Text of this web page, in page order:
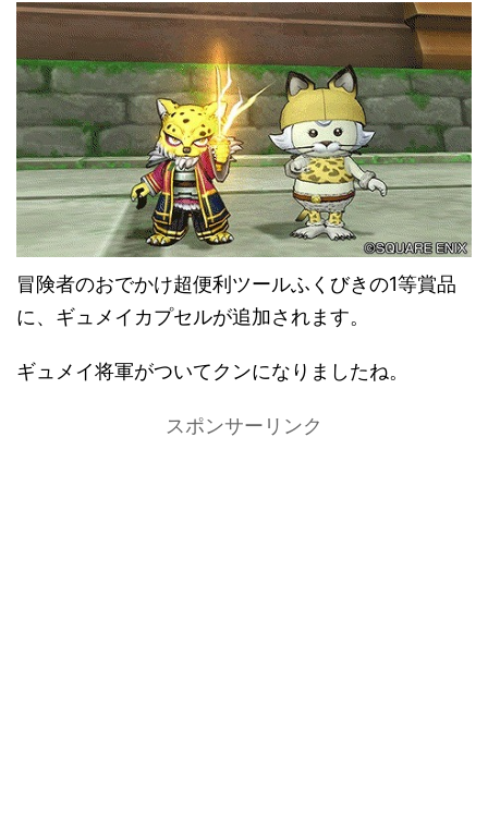
冒険者のおでかけ超便利ツールふくびきの1等賞品
に、ギュメイカプセルが追加されます。
ギュメイ将軍がついてクンになりましたね。
スポンサーリンク